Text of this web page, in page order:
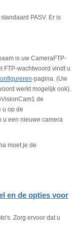
PASV. Er is
is uw CameraFTP-
FTP-wachtwoord vindt u
-pagina. (Uw
werkt mogelijk ook).
de
u op de
u een nieuwe camera
moet je de
en de opties voor
Zorg ervoor dat u